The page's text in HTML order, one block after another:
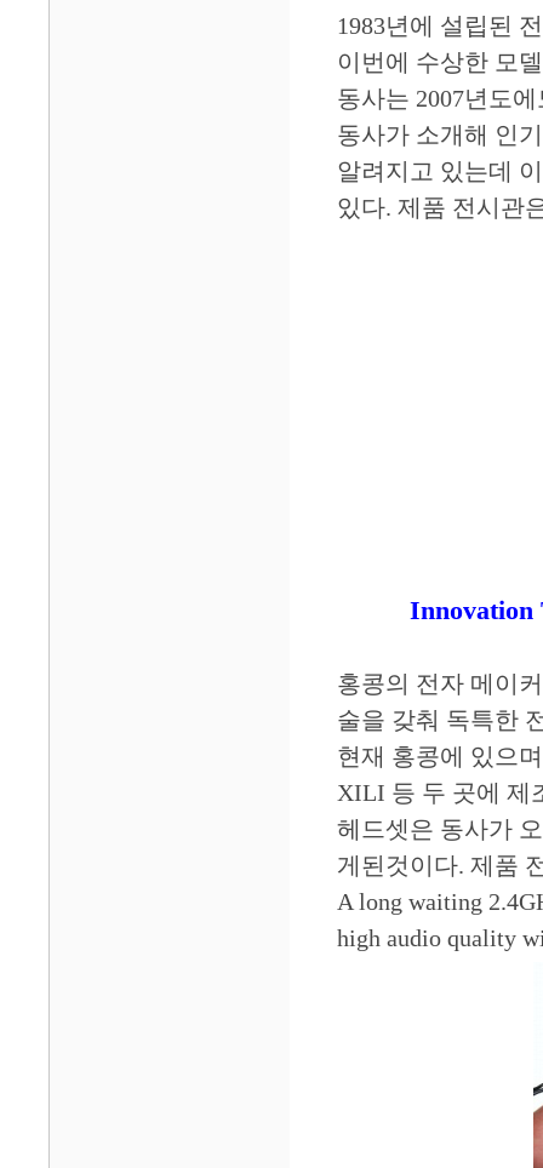
1983년에 설립된
이번에 수상한 모
동사는 2007년도
동사가 소개해 인
알려지고 있는데
있다. 제품 전시관
Innovation
홍콩의 전자 메이
술을 갖춰 독특한
현재 홍콩에 있으
XILI 등 두 곳에 제
헤드셋은 동사가
게된것이다. 제품
A long waiting
high audio quality